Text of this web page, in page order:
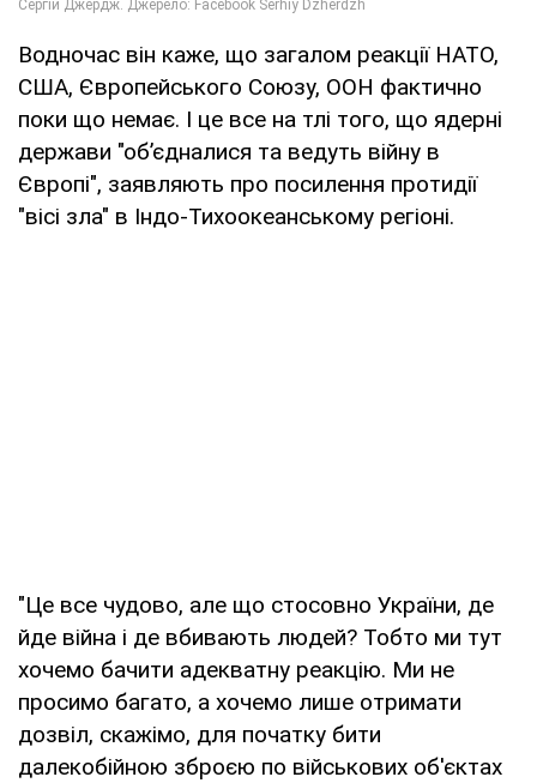
Водночас він каже, що загалом реакції НАТО,
США, Європейського Союзу, ООН фактично
поки що немає. І це все на тлі того, що ядерні
держави "об’єдналися та ведуть війну в
Європі", заявляють про посилення протидії
"вісі зла" в Індо-Тихоокеанському регіоні.
"Це все чудово, але що стосовно України, де
йде війна і де вбивають людей? Тобто ми тут
хочемо бачити адекватну реакцію. Ми не
просимо багато, а хочемо лише отримати
дозвіл, скажімо, для початку бити
далекобійною зброєю по військових об'єктах